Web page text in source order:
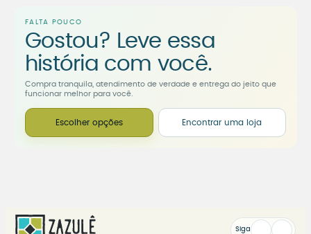
FALTA POUCO
Gostou? Leve essa
história com você.
Compra tranquila, atendimento de verdade e entrega do jeito que
funcionar melhor para você.
Escolher opções Encontrar uma loja
Siga